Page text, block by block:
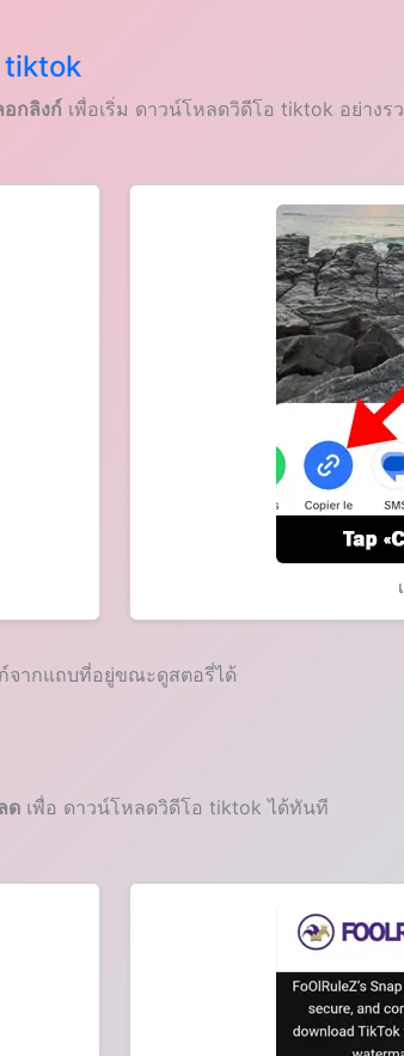
tiktok
กลิงก์ เพื่อเริ่ม ดาวน์โหลดวิดีโอ tiktok อย่างรว
จากแถบที่อยู่ขณะดูสตอรี่ได้
ด เพื่อ ดาวน์โหลดวิดีโอ tiktok ได้ทันที